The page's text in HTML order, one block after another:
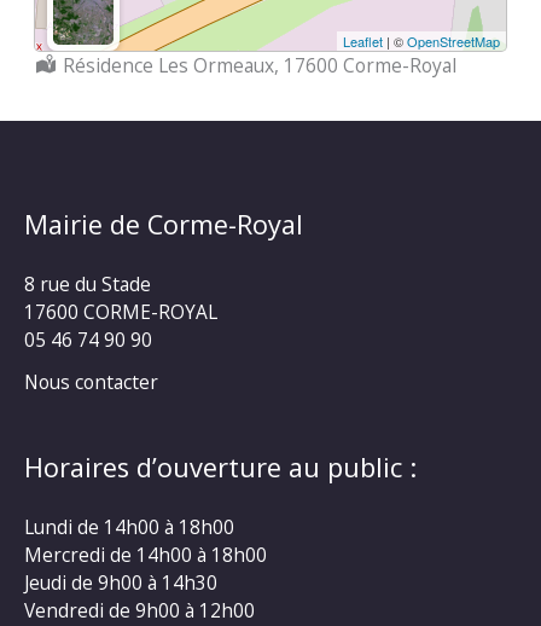
Leaflet | ©OpenStreetMap
Localisation :
Résidence Les Ormeaux, 17600 Corme-Royal
Mairie de Corme-Royal
8 rue du Stade
17600 CORME-ROYAL
05 46 74 90 90
Nous contacter
Horaires d’ouverture au public :
Lundi de 14h00 à 18h00
Mercredi de 14h00 à 18h00
Jeudi de 9h00 à 14h30
Vendredi de 9h00 à 12h00